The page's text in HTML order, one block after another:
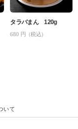
タラバまん 120g
680 円（税込）
いて